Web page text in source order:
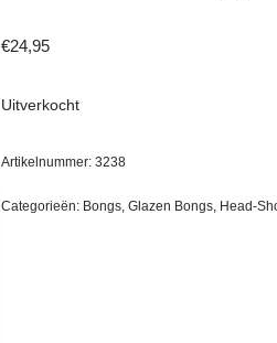
€24,95
Uitverkocht
Artikelnummer: 3238
Categorieën: Bongs, Glazen Bongs, Head-